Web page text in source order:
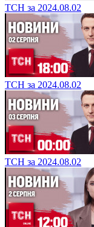
ТСН за 2024.08.02
ТСН за 2024.08.02
ТСН за 2024.08.02